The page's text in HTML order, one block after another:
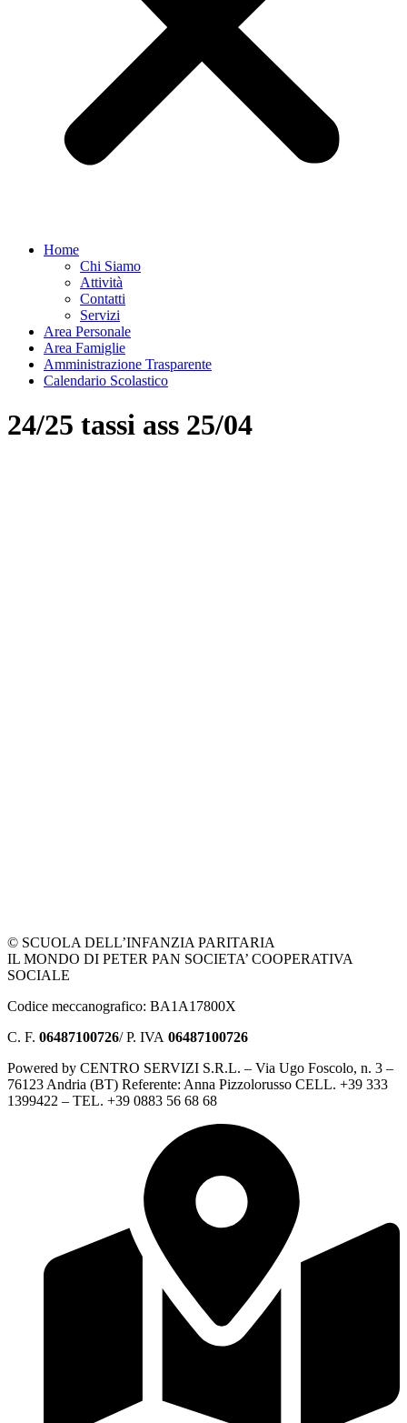
Home
Chi Siamo
Attività
Contatti
Servizi
Area Personale
Area Famiglie
Amministrazione Trasparente
Calendario Scolastico
24/25 tassi ass 25/04
© SCUOLA DELL’INFANZIA PARITARIA
IL MONDO DI PETER PAN SOCIETA’ COOPERATIVA
SOCIALE
Codice meccanografico: BA1A17800X
C. F. 06487100726/ P. IVA 06487100726
Powered by CENTRO SERVIZI S.R.L. – Via Ugo Foscolo, n. 3 –
76123 Andria (BT) Referente: Anna Pizzolorusso CELL. +39 333
1399422 – TEL. +39 0883 56 68 68